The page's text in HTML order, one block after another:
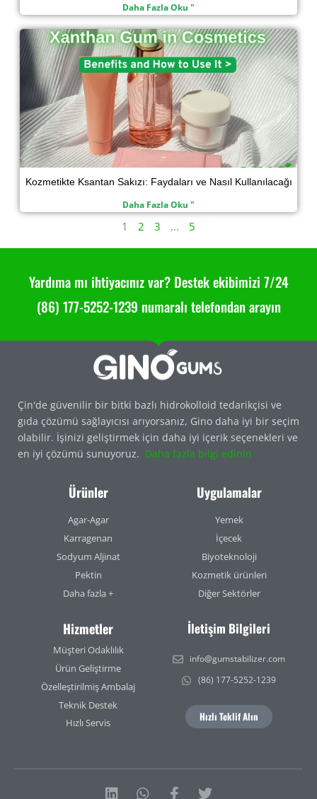
Daha Fazla Oku "
Kozmetikte Ksantan Sakızı: Faydaları ve Nasıl Kullanılacağı
Daha Fazla Oku "
1 2 3 ... 5
Yardıma mı ihtiyacınız var? Destek ekibimizi 7/24
(86) 177-5252-1239 numaralı telefondan arayın
Çin'de güvenilir bir bitki bazlı hidrokolloid tedarikçisi ve
gıda çözümü sağlayıcısı arıyorsanız, Gino daha iyi bir seçim
olabilir. İşinizi geliştirmek için daha iyi içerik seçenekleri ve
en iyi çözümü sunuyoruz. Daha fazla bilgi edinin
Ürünler
Agar-Agar
Karragenan
Sodyum Aljinat
Pektin
Daha fazla +
Uygulamalar
Yemek
İçecek
Biyoteknoloji
Kozmetik ürünleri
Diğer Sektörler
Hizmetler
Müşteri Odaklılık
Ürün Geliştirme
Özelleştirilmiş Ambalaj
Teknik Destek
Hızlı Servis
İletişim Bilgileri
info@gumstabilizer.com
(86) 177-5252-1239
Hızlı Teklif Alın